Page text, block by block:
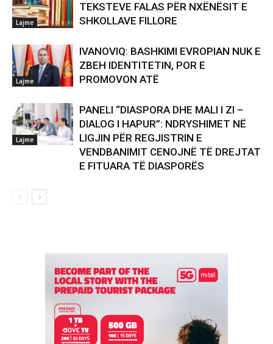
Lajme
TEKSTEVE FALAS PËR NXËNËSIT E
SHKOLLAVE FILLORE
Lajme
IVANOVIQ: BASHKIMI EVROPIAN NUK E
ZBEH IDENTITETIN, POR E
PROMOVON ATË
Lajme
PANELI “DIASPORA DHE MALI I ZI –
DIALOG I HAPUR”: NDRYSHIMET NË
LIGJIN PËR REGJISTRIN E
VENDBANIMIT CENOJNË TË DREJTAT
E FITUARA TË DIASPORËS